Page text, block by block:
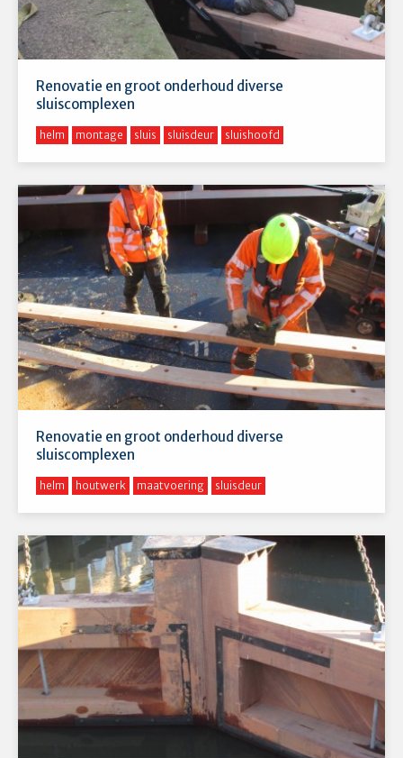
Renovatie en groot onderhoud diverse
sluiscomplexen
helm montage sluis sluisdeur sluishoofd
Renovatie en groot onderhoud diverse
sluiscomplexen
helm houtwerk maatvoering sluisdeur